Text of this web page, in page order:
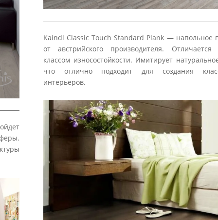
Kaindl Classic Touch Standard Plank — напольное
от австрийского производителя. Отличается
классом износостойкости. Имитирует
что отлично подходит для создания
интерьеров.